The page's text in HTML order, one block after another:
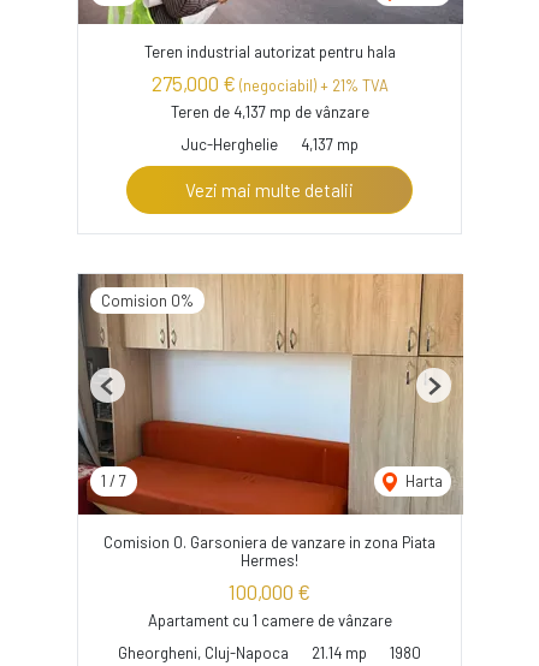
Teren industrial autorizat pentru hala
275,000 € (negociabil) + 21% TVA
Teren de 4,137 mp de vânzare
Juc-Herghelie
4,137 mp
Vezi mai multe detalii
Comision 0%
1 / 7 Harta
Previous Next
Comision 0. Garsoniera de vanzare in zona Piata
Hermes!
100,000 €
Apartament cu 1 camere de vânzare
Gheorgheni, Cluj-Napoca
21.14 mp 1980